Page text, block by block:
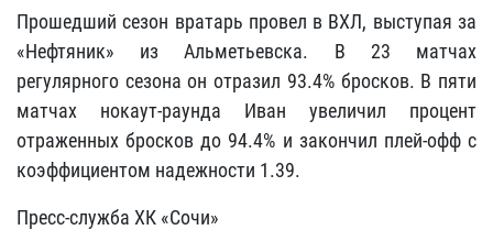
Прошедший сезон вратарь провел в ВХЛ, выступая за
«Нефтяник» из Альметьевска. В 23 матчах
регулярного сезона он отразил 93.4% бросков. В пяти
матчах нокаут-раунда Иван увеличил процент
отраженных бросков до 94.4% и закончил плей-офф с
коэффициентом надежности 1.39.
Пресс-служба ХК «Сочи»